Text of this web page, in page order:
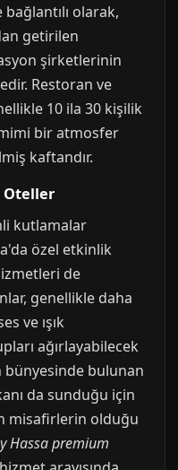
olarak,
getirilen
şirketlerinin
Restoran ve
10 ila 30 kişilik
bir atmosfer
kaftandır.
Oteller
kutlamalar
özel etkinlik
de
genellikle daha
ve ışık
ağırlayabilecek
bünyesinde bulunan
da sunduğu için
misafirlerin olduğu
Hassa premium